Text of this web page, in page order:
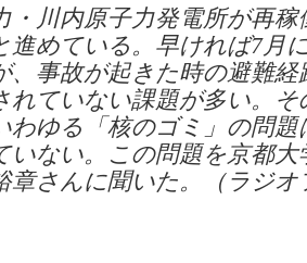
・川内原子力発電所が再
進めている。早ければ7月
、事故が起きた時の避難
れていない課題が多い。
わゆる「核のゴミ」の問
いない。この問題を京都
章さんに聞いた。（ラジ